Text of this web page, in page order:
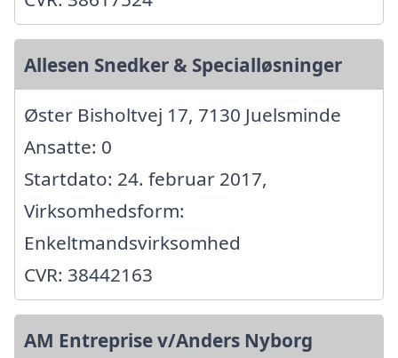
Allesen Snedker & Specialløsninger
Øster Bisholtvej 17, 7130 Juelsminde
Ansatte: 0
Startdato: 24. februar 2017,
Virksomhedsform:
Enkeltmandsvirksomhed
CVR: 38442163
AM Entreprise v/Anders Nyborg